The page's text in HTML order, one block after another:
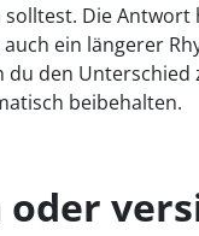
Die
ein längerer
den
beibehalten.